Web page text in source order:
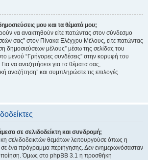
μου και τα θέματά μου;
να ανακτηθούν είτε πατώντας στον σύνδεσμο
σας” στον Πίνακα Ελέγχου Μέλους, είτε πατώντας
δημοσιεύσεων μέλους” μέσω της σελίδας του
μενού “Γρήγορες συνδέσεις” στην κορυφή του
να αναζητήσετε για τα θέματα σας,
αναζήτηση” και συμπληρώστε τις επιλογές
σε σελιδοδείκτη και συνδρομή;
σελιδοδεικτών θεμάτων λειτουργούσε όπως η
ένα πρόγραμμα περιήγησης. Δεν ενημερωνόσασταν
Όμως στο phpBB 3.1 η προσθήκη